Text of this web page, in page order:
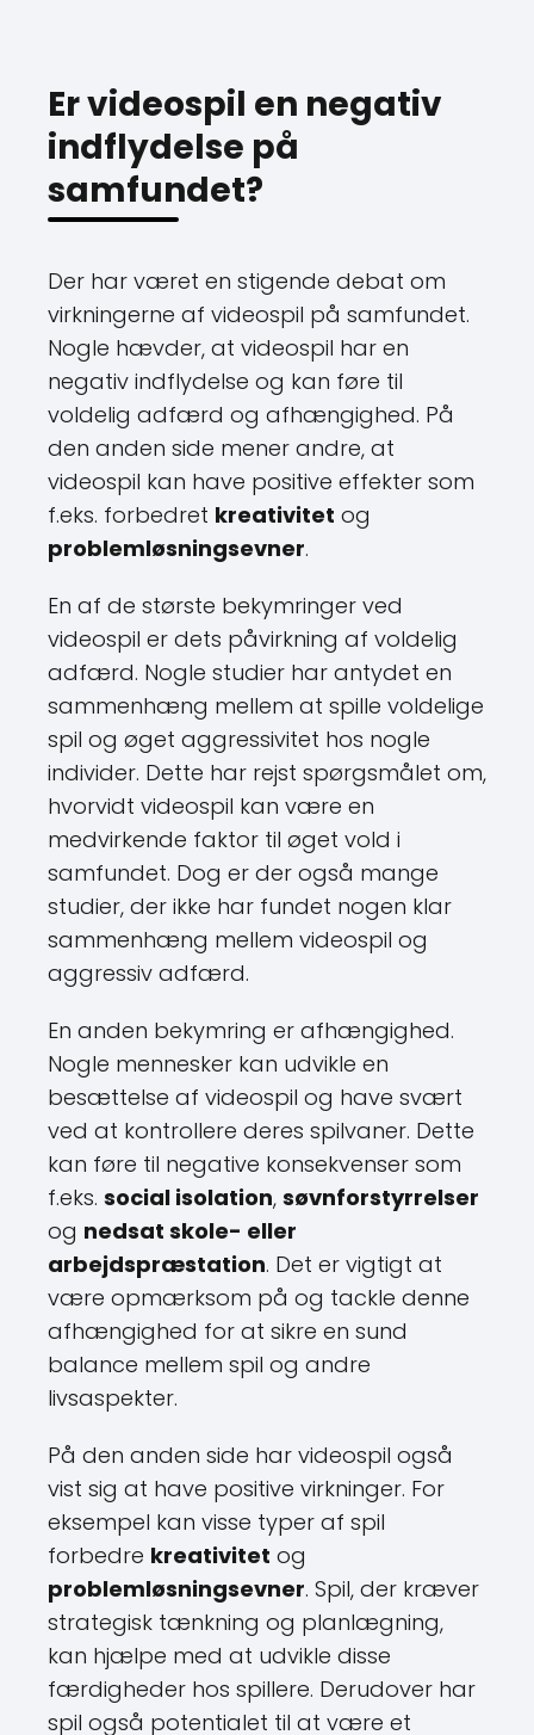
Er videospil en negativ
indflydelse på
samfundet?
Der har været en stigende debat om
virkningerne af videospil på samfundet.
Nogle hævder, at videospil har en
negativ indflydelse og kan føre til
voldelig adfærd og afhængighed. På
den anden side mener andre, at
videospil kan have positive effekter som
f.eks. forbedret kreativitet og
problemløsningsevner.
En af de største bekymringer ved
videospil er dets påvirkning af voldelig
adfærd. Nogle studier har antydet en
sammenhæng mellem at spille voldelige
spil og øget aggressivitet hos nogle
individer. Dette har rejst spørgsmålet om,
hvorvidt videospil kan være en
medvirkende faktor til øget vold i
samfundet. Dog er der også mange
studier, der ikke har fundet nogen klar
sammenhæng mellem videospil og
aggressiv adfærd.
En anden bekymring er afhængighed.
Nogle mennesker kan udvikle en
besættelse af videospil og have svært
ved at kontrollere deres spilvaner. Dette
kan føre til negative konsekvenser som
f.eks. social isolation, søvnforstyrrelser
og nedsat skole- eller
arbejdspræstation. Det er vigtigt at
være opmærksom på og tackle denne
afhængighed for at sikre en sund
balance mellem spil og andre
livsaspekter.
På den anden side har videospil også
vist sig at have positive virkninger. For
eksempel kan visse typer af spil
forbedre kreativitet og
problemløsningsevner. Spil, der kræver
strategisk tænkning og planlægning,
kan hjælpe med at udvikle disse
færdigheder hos spillere. Derudover har
spil også potentialet til at være et